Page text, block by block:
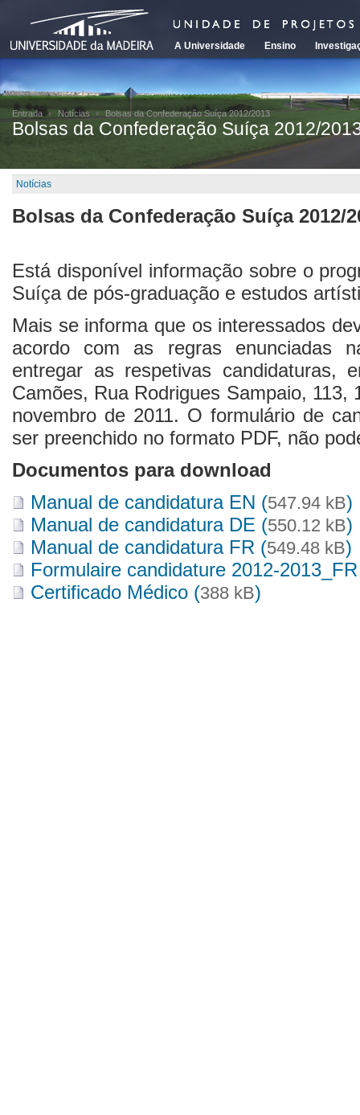
A Universidade Ensino
Entrada Notícias Bolsas da Confederação Suíça 2012/2013
Bolsas da Confederação Suíça 2012/
Notícias
Bolsas da Confederação Suíça 2012/
Está disponível informação sobre o
Suíça de pós-graduação e estudos
Mais se informa que os interessados
acordo com as regras enunciadas
entregar as respetivas candidaturas,
Camões, Rua Rodrigues Sampaio, 113,
novembro de 2011. O formulário de
ser preenchido no formato PDF, não
Documentos para download
Manual de candidatura EN (547.94 kB)
Manual de candidatura DE (550.12 kB)
Manual de candidatura FR (549.48 kB)
Formulaire candidature 2012-
Certificado Médico (388 kB)